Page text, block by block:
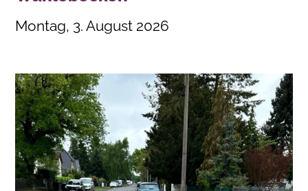
Montag, 3. August 2026